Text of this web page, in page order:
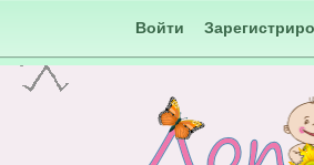
Войти